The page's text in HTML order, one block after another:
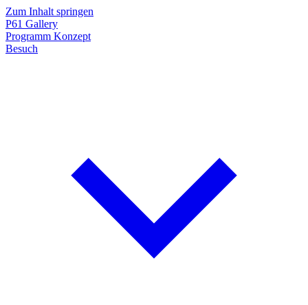
Zum Inhalt springen
P61 Gallery
Programm Konzept
Besuch